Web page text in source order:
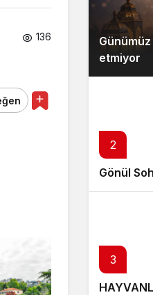
136
etmiyor
2
Gönül
3